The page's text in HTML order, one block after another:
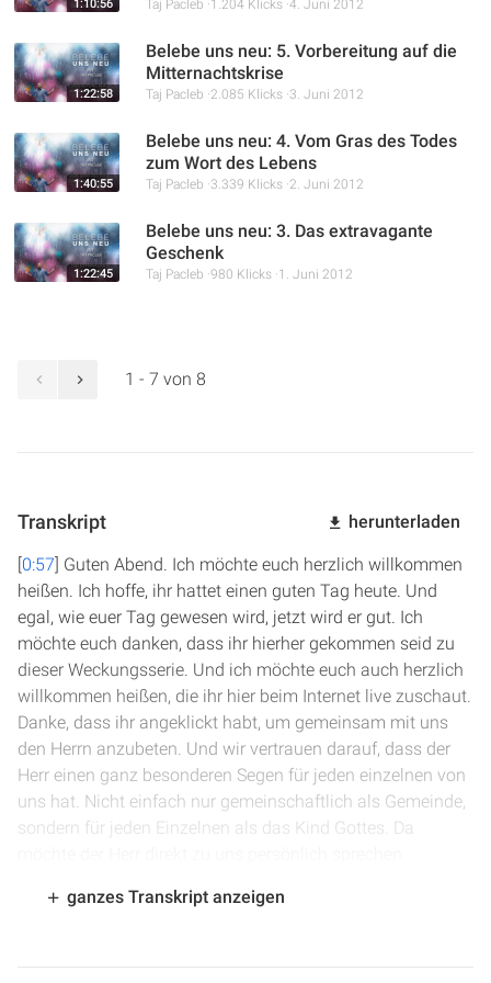
1:10:56 Taj Pacleb 1.204 Klicks 4. Juni 2012
1:22:58
Belebe uns neu: 5. Vorbereitung auf die
Mitternachtskrise
Taj Pacleb 2.085 Klicks 3. Juni 2012
1:40:55
Belebe uns neu: 4. Vom Gras des Todes
zum Wort des Lebens
Taj Pacleb 3.339 Klicks 2. Juni 2012
1:22:45
Belebe uns neu: 3. Das extravagante
Geschenk
Taj Pacleb 980 Klicks 1. Juni 2012
1 - 7 von 8
Transkript herunterladen
[0:57] Guten Abend. Ich möchte euch herzlich willkommen
heißen. Ich hoffe, ihr hattet einen guten Tag heute. Und
egal, wie euer Tag gewesen wird, jetzt wird er gut. Ich
möchte euch danken, dass ihr hierher gekommen seid zu
dieser Weckungsserie. Und ich möchte euch auch herzlich
willkommen heißen, die ihr hier beim Internet live zuschaut.
Danke, dass ihr angeklickt habt, um gemeinsam mit uns
den Herrn anzubeten. Und wir vertrauen darauf, dass der
Herr einen ganz besonderen Segen für jeden einzelnen von
uns hat. Nicht einfach nur gemeinschaftlich als Gemeinde,
sondern für jeden Einzelnen als das Kind Gottes. Da
2:02 ] Und das Thema für diese besondere
ganzes Transkript anzeigen